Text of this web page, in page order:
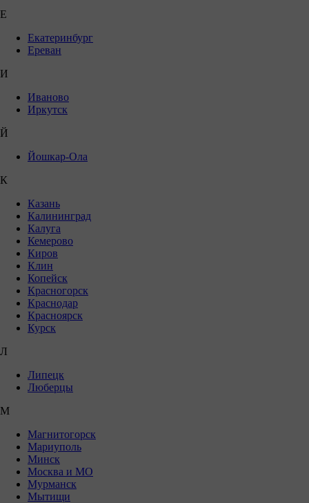
Е
Екатеринбург
Ереван
И
Иваново
Иркутск
Й
Йошкар-Ола
К
Казань
Калининград
Калуга
Кемерово
Киров
Клин
Копейск
Красногорск
Краснодар
Красноярск
Курск
Л
Липецк
Люберцы
М
Магнитогорск
Мариуполь
Минск
Москва и МО
Мурманск
Мытищи